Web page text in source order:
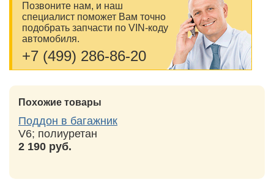
Позвоните нам, и наш
специалист поможет Вам точно
подобрать запчасти по VIN-коду
автомобиля.
+7 (499) 286-86-20
Похожие товары
Поддон в багажник
V6; полиуретан
2 190 руб.